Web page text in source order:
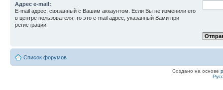
Адрес e-mail:
E-mail адрес, связанный с Вашим аккаунтом. Если Вы не изменили его
в центре пользователя, то это e-mail адрес, указанный Вами при
регистрации.
Список форумов
Создано на основе